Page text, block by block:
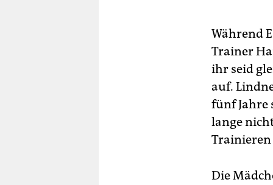
Während
Trainer
ihr seid
auf.
fünf Jahre
lange
Trainieren
Die